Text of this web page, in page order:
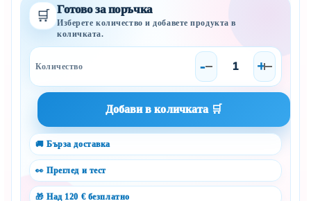
🛒 Готово за поръчка
Изберете количество и добавете продукта в
количката.
- +
🚚 Бърза доставка
👀 Преглед и тест
🎁 Над 120 € безплатно